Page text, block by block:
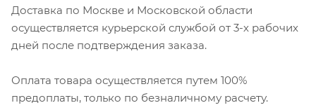
Доставка по Москве и Московской области
осуществляется курьерской службой от 3-х рабочих
дней после подтверждения заказа.
Оплата товара осуществляется путем 100%
предоплаты, только по безналичному расчету.